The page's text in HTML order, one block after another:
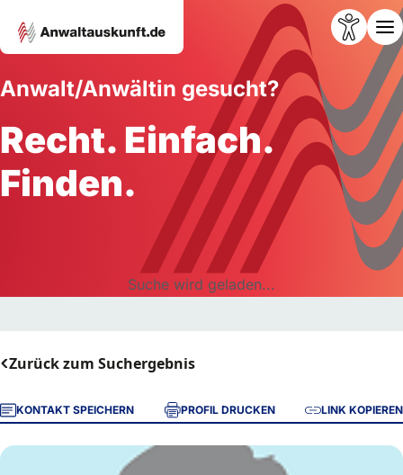
Anwalt/Anwältin gesucht?
Recht. Einfach.
Finden.
Suche wird geladen...
Zurück zum Suchergebnis
KONTAKT SPEICHERN PROFIL DRUCKEN LINK KOPIEREN